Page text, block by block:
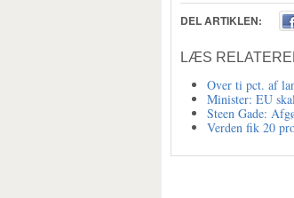
DEL ARTIKLEN:
LÆS
Over ti pct. af
Minister: EU
Steen Gade:
Verden fik 20